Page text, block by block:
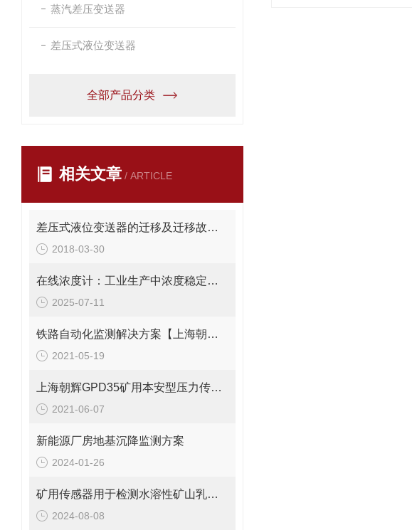
蒸汽差压变送器
差压式液位变送器
全部产品分类
相关文章 / ARTICLE
差压式液位变送器的迁移及迁移故障的处理
2018-03-30
在线浓度计：工业生产中浓度稳定的守护者
2025-07-11
铁路自动化监测解决方案【上海朝辉静力水准仪】
2021-05-19
上海朝辉GPD35矿用本安型压力传感器
2021-06-07
新能源厂房地基沉降监测方案
2024-01-26
矿用传感器用于检测水溶性矿山乳化液的重量百分比浓度
2024-08-08